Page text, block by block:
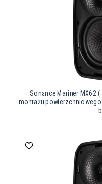
Sonance Mariner MX62
montażu